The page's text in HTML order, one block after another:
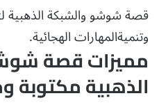
قصة شوشو والشبكة الذهبية
وتنميةالمهارات الهجائية.
مميزات قصة
الذهبية مكتوبة